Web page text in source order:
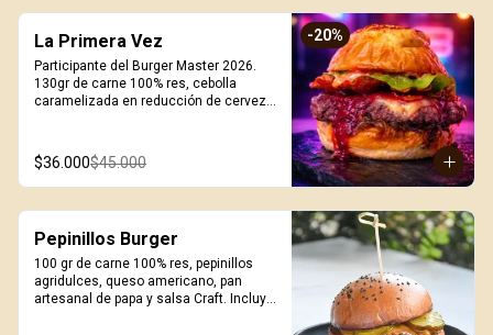
-20%
La Primera Vez
Participante del Burger Master 2026.
130gr de carne 100% res, cebolla
caramelizada en reducción de cerveza
pepperoni, cogollo europeo, mayonesa
artesanal de tomates secos, pan
brioche coronado con queso. Incluye
porción de papas.
$36.000$45.000
Pepinillos Burger
100 gr de carne 100% res, pepinillos
agridulces, queso americano, pan
artesanal de papa y salsa Craft. Incluye